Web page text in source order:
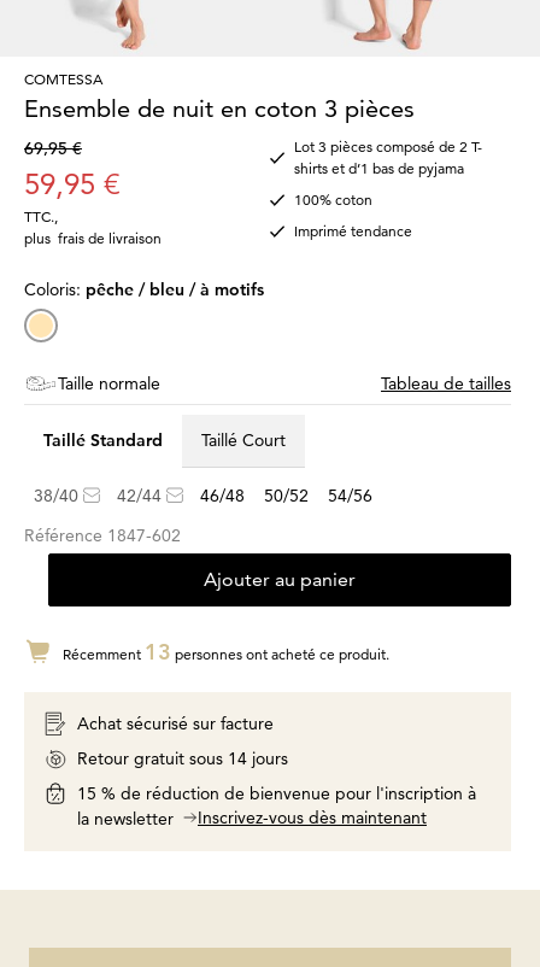
COMTESSA
Ensemble de nuit en coton 3 pièces
69,95 €
59,95 €
TTC.
plus frais de livraison
Lot 3 pièces composé de 2 T-
shirts et d’1 bas de pyjama
100% coton
Imprimé tendance
Coloris: pêche / bleu / à motifs
Taille normale Tableau de tailles
Taillé Standard Taillé Court
38/40 42/44 46/48 50/52
54/56
Référence 1847-602
Ajouter au panier
Récemment 13 personnes ont acheté ce produit.
Achat sécurisé sur facture
Retour gratuit sous 14 jours
15 % de réduction de bienvenue pour l'inscription à
la newsletter
Inscrivez-vous dès maintenant